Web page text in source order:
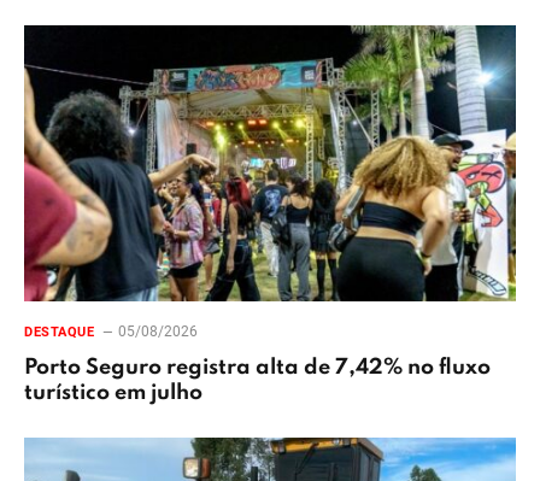
DESTAQUE 05/08/2026
Porto Seguro registra alta de 7,42% no fluxo
turístico em julho